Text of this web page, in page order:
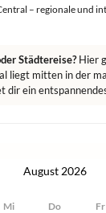
– regionale und
Städtereise?Hier
liegt mitten in der
dir ein
August 2026
Mi Do Fr